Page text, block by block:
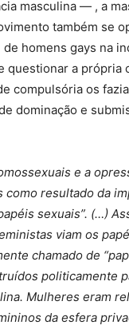
masculina — , a
também se
homens gays na
questionar a própria
compulsória os
dominação e
e a
como resultado da
sexuais”. (…)
viam os
chamado de
politicamente
Mulheres eram
da esfera